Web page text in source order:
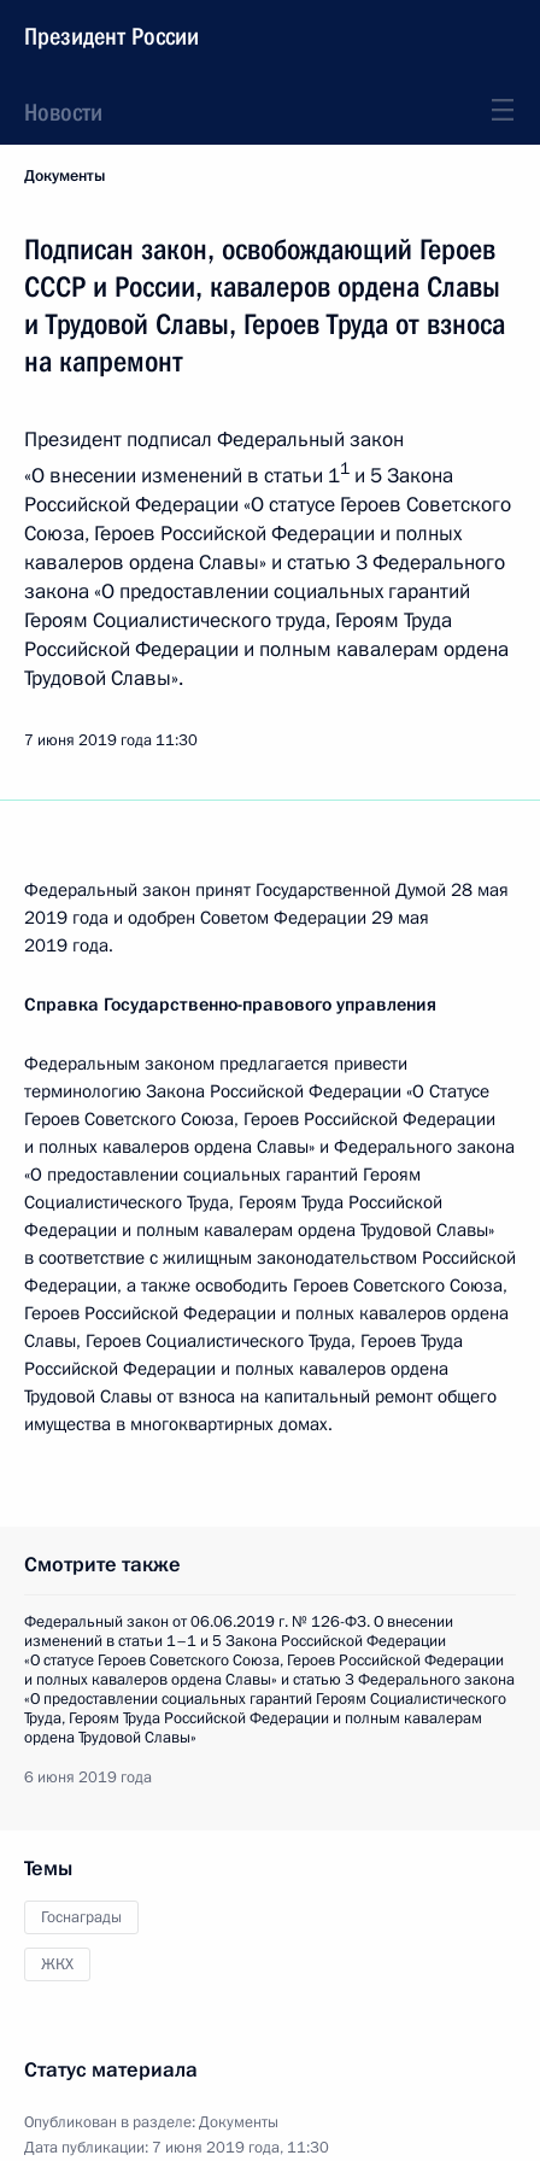
Президент России
Новости
Документы
Подписан закон, освобождающий Героев
СССР и России, кавалеров ордена Славы
и Трудовой Славы, Героев Труда от взноса
на капремонт
Президент подписал Федеральный закон
«О внесении изменений в статьи 11 и 5 Закона
Российской Федерации «О статусе Героев Советского
Союза, Героев Российской Федерации и полных
кавалеров ордена Славы» и статью 3 Федерального
закона «О предоставлении социальных гарантий
Героям Социалистического труда, Героям Труда
Российской Федерации и полным кавалерам ордена
Трудовой Славы».
7 июня 2019 года 11:30
Федеральный закон принят Государственной Думой 28 мая
2019 года и одобрен Советом Федерации 29 мая
2019 года.
Справка Государственно-правового управления
Федеральным законом предлагается привести
терминологию Закона Российской Федерации «О Статусе
Героев Советского Союза, Героев Российской Федерации
и полных кавалеров ордена Славы» и Федерального закона
«О предоставлении социальных гарантий Героям
Социалистического Труда, Героям Труда Российской
Федерации и полным кавалерам ордена Трудовой Славы»
в соответствие с жилищным законодательством Российской
Федерации, а также освободить Героев Советского Союза,
Героев Российской Федерации и полных кавалеров ордена
Славы, Героев Социалистического Труда, Героев Труда
Российской Федерации и полных кавалеров ордена
Трудовой Славы от взноса на капитальный ремонт общего
имущества в многоквартирных домах.
Смотрите также
Федеральный закон от 06.06.2019 г. № 126-ФЗ. О внесении
изменений в статьи 1–1 и 5 Закона Российской Федерации
«О статусе Героев Советского Союза, Героев Российской Федерации
и полных кавалеров ордена Славы» и статью 3 Федерального закона
«О предоставлении социальных гарантий Героям Социалистического
Труда, Героям Труда Российской Федерации и полным кавалерам
ордена Трудовой Славы»
6 июня 2019 года
Темы
Госнаграды
ЖКХ
Статус материала
Опубликован в разделе:Документы
Дата публикации: 7 июня 2019 года, 11:30